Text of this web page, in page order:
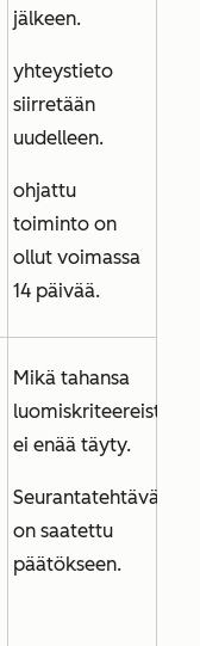
jälkeen.
yhteystieto
siirretään
uudelleen.
ohjattu
toiminto on
ollut voimassa
14 päivää.
Mikä tahansa
luomiskriteereistä
ei enää täyty.
Seurantatehtävät
on saatettu
päätökseen.